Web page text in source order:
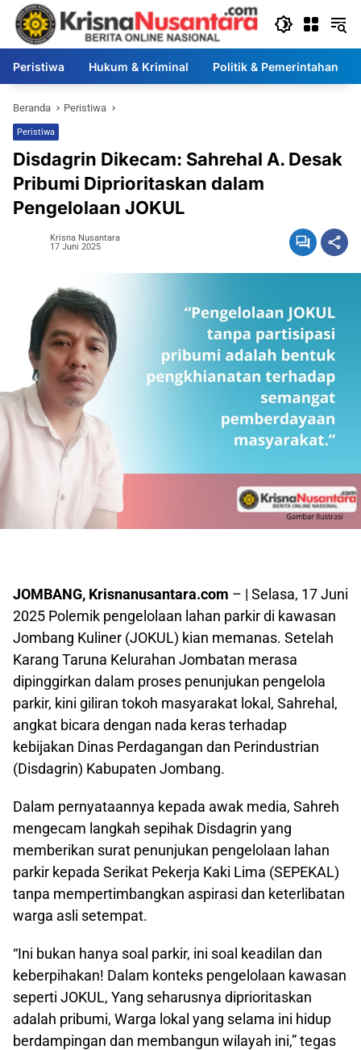
Langsung
konten
Peristiwa Hukum & Kriminal Politik & Pemerintahan
Beranda Peristiwa
Peristiwa
Disdagrin Dikecam: Sahrehal A. Desak
Pribumi Diprioritaskan dalam
Pengelolaan JOKUL
Krisna Nusantara
17 Juni 2025
JOMBANG, Krisnanusantara.com – | Selasa, 17 Juni
2025 Polemik pengelolaan lahan parkir di kawasan
Jombang Kuliner (JOKUL) kian memanas. Setelah
Karang Taruna Kelurahan Jombatan merasa
dipinggirkan dalam proses penunjukan pengelola
parkir, kini giliran tokoh masyarakat lokal, Sahrehal,
angkat bicara dengan nada keras terhadap
kebijakan Dinas Perdagangan dan Perindustrian
(Disdagrin) Kabupaten Jombang.
Dalam pernyataannya kepada awak media, Sahreh
mengecam langkah sepihak Disdagrin yang
memberikan surat penunjukan pengelolaan lahan
parkir kepada Serikat Pekerja Kaki Lima (SEPEKAL)
tanpa mempertimbangkan aspirasi dan keterlibatan
warga asli setempat.
“Ini bukan hanya soal parkir, ini soal keadilan dan
keberpihakan! Dalam konteks pengelolaan kawasan
seperti JOKUL, Yang seharusnya diprioritaskan
adalah pribumi, Warga lokal yang selama ini hidup
berdampingan dan membangun wilayah ini,” tegas